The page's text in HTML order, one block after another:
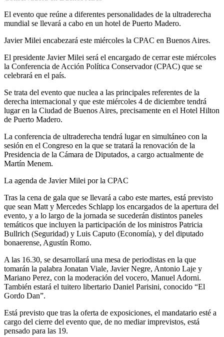
El evento que reúne a diferentes personalidades de la ultraderecha
mundial se llevará a cabo en un hotel de Puerto Madero.
Javier Milei encabezará este miércoles la CPAC en Buenos Aires.
El presidente Javier Milei será el encargado de cerrar este miércoles
la Conferencia de Acción Política Conservador (CPAC) que se
celebrará en el país.
Se trata del evento que nuclea a las principales referentes de la
derecha internacional y que este miércoles 4 de diciembre tendrá
lugar en la Ciudad de Buenos Aires, precisamente en el Hotel Hilton
de Puerto Madero.
La conferencia de ultraderecha tendrá lugar en simultáneo con la
sesión en el Congreso en la que se tratará la renovación de la
Presidencia de la Cámara de Diputados, a cargo actualmente de
Martín Menem.
La agenda de Javier Milei por la CPAC
Tras la cena de gala que se llevará a cabo este martes, está previsto
que sean Matt y Mercedes Schlapp los encargados de la apertura del
evento, y a lo largo de la jornada se sucederán distintos paneles
temáticos que incluyen la participación de los ministros Patricia
Bullrich (Seguridad) y Luis Caputo (Economía), y del diputado
bonaerense, Agustín Romo.
A las 16.30, se desarrollará una mesa de periodistas en la que
tomarán la palabra Jonatan Viale, Javier Negre, Antonio Laje y
Mariano Perez, con la moderación del vocero, Manuel Adorni.
También estará el tuitero libertario Daniel Parisini, conocido “El
Gordo Dan”.
Está previsto que tras la oferta de exposiciones, el mandatario esté a
cargo del cierre del evento que, de no mediar imprevistos, está
pensado para las 19.